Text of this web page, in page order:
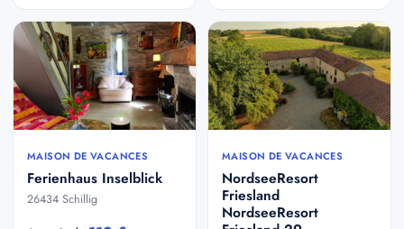
MAISON DE VACANCES
Ferienhaus Inselblick
26434 Schillig
MAISON DE VACANCES
NordseeResort
Friesland
NordseeResort